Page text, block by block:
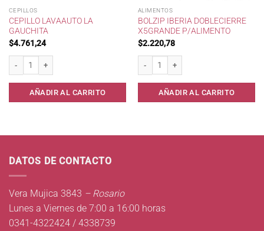
CEPILLOS
CEPILLO LAVAAUTO LA
GAUCHITA
$4.761,24
AÑADIR AL CARRITO
ALIMENTOS
BOLZIP IBERIA DOBLECIERRE
X5GRANDE P/ALIMENTO
$2.220,78
AÑADIR AL CARRITO
DATOS DE CONTACTO
Vera Mujica 3843 – Rosario
Lunes a Viernes de 7:00 a 16:00 horas
0341-4322424 / 4338739